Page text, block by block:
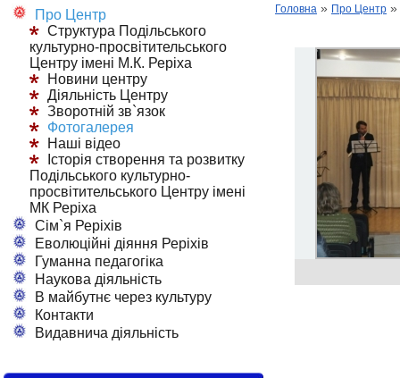
Про Центр
Структура Подільського
культурно-просвітительського
Центру імені М.К. Реріха
Новини центру
Діяльність Центру
Зворотній зв`язок
Фотогалерея
Наші відео
Історія створення та розвитку
Подільського культурно-
просвітительського Центру імені
МК Реріха
Сім`я Реріхів
Еволюційні діяння Реріхів
Гуманна педагогіка
Наукова діяльність
В майбутнє через культуру
Контакти
Видавнича діяльність
Головна » Про Центр »